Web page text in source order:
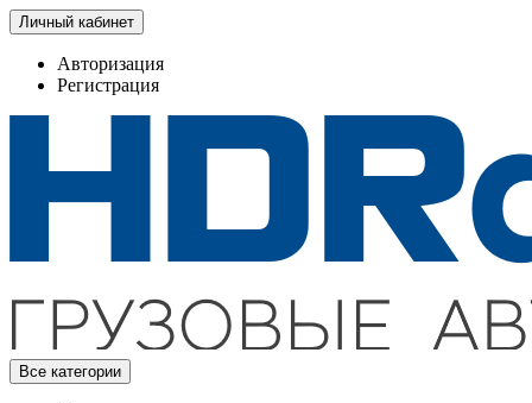
Личный кабинет
Авторизация
Регистрация
Все категории